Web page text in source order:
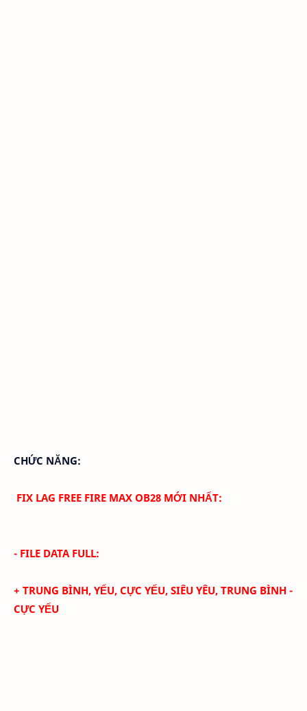
CHỨC NĂNG:
FIX LAG FREE FIRE MAX OB28 MỚI NHẤT:
- FILE DATA FULL:
+ TRUNG BÌNH, YẾU, CỰC YẾU, SIÊU YÊU, TRUNG BÌNH -
CỰC YẾU